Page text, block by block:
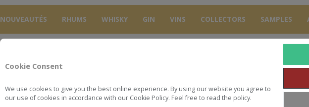
Cookie Consent
We use cookies to give you the best online experience. By using our website you agree to
our use of cookies in accordance with our Cookie Policy. Feel free to read the policy.
NOUVEAUTÉS RHUMS WHISKY GIN VINS COLLECTORS SAMPLES
LOS SIETE MIST DOBA MEZCAL 70CL